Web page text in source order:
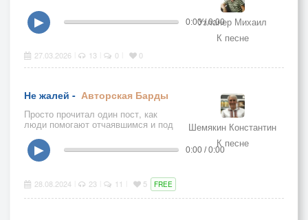
Узланер Михаил
К песне
▶ 0:00 / 0:00
27.03.2026 13 0 0
Не жалей - Авторская Барды
Просто прочитал один пост, как
люди помогают отчаявшимся и под
сочинил музыку.
Шемякин Константин
К песне
▶ 0:00 / 0:00
28.08.2024 23 11 5 FREE